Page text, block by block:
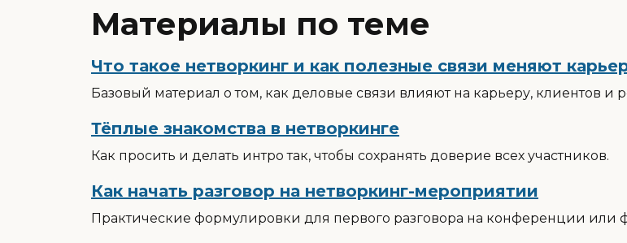
Материалы по теме
Что такое нетворкинг и как полезные связи меняют
Базовый материал о том, как деловые связи влияют на карьеру, клиентов и
Тёплые знакомства в нетворкинге
Как просить и делать интро так, чтобы сохранять доверие всех участников.
Как начать разговор на нетворкинг-мероприятии
Практические формулировки для первого разговора на конференции или